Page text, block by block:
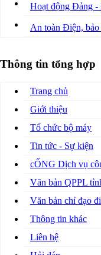
Hoạt động Đảng -
An toàn Điện,
Thông tin tổng hợp
Trang chủ
Giới thiệu
Tổ chức bộ máy
Tin tức - Sự kiện
cỔNG Dịch vụ
Văn bản QPPL
Văn bản chỉ đạo
Thông tin khác
Liên hệ